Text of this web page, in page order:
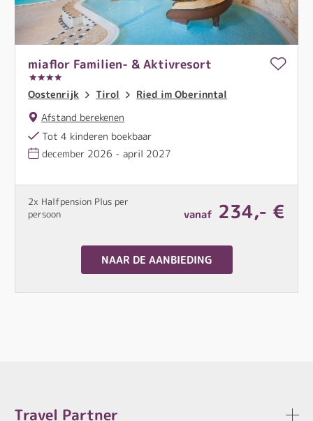
miaflor Familien- & Aktivresort
Oostenrijk Tirol
Ried im Oberinntal
Afstand berekenen
Tot 4 kinderen boekbaar
december 2026 - april 2027
2x Halfpension Plus per
persoon
vanaf 234,- €
NAAR DE AANBIEDING
Travel Partner